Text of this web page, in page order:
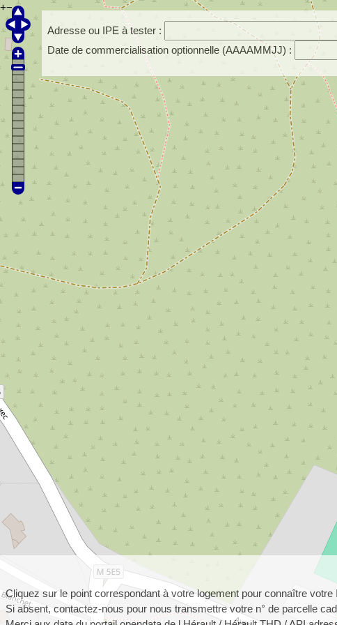
+−
Adresse ou IPE à tester :
Date de commercialisation optionnelle (AAAAMMJJ) :
Cliquez sur le point correspondant à votre logement pour connaître votre
Si absent, contactez-nous pour nous transmettre votre n° de parcelle